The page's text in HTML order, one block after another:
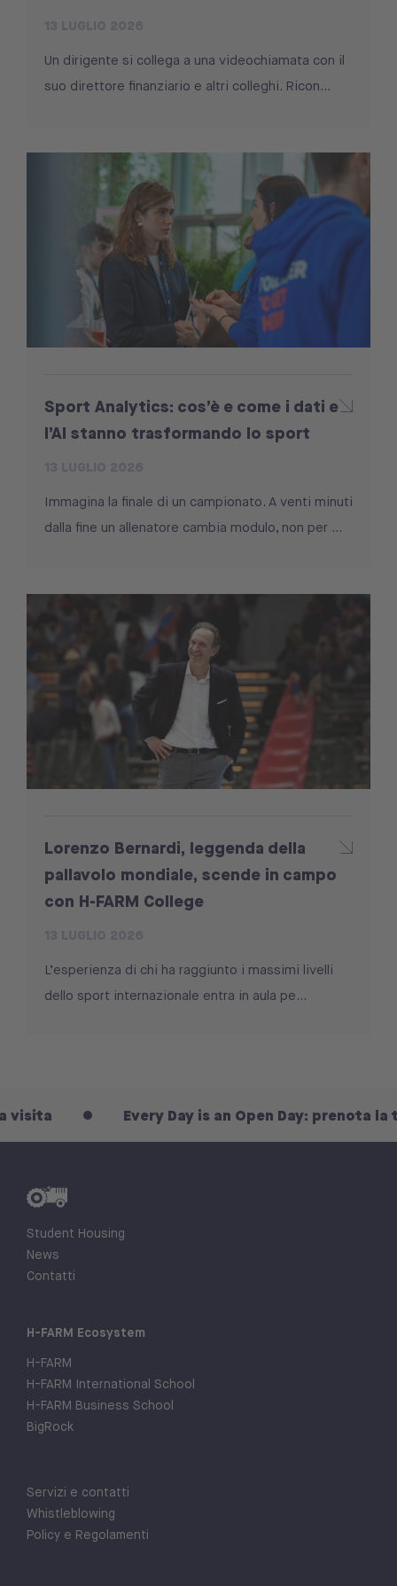
Un dirigente si collega a una videochiamata con il
suo direttore finanziario e altri colleghi. Ricon...
Sport Analytics: cos’è e come i dati e
l’AI stanno trasformando lo sport
Immagina la finale di un campionato. A venti minuti
dalla fine un allenatore cambia modulo, non per ...
Lorenzo Bernardi, leggenda della
pallavolo mondiale, scende in campo
con H-FARM College
L’esperienza di chi ha raggiunto i massimi livelli
dello sport internazionale entra in aula pe...
Every Day is an Open Day: prenota la tua
Student Housing
News
Contatti
H-FARM Ecosystem
H-FARM
H-FARM International School
H-FARM Business School
BigRock
Servizi e contatti
Whistleblowing
Policy e Regolamenti